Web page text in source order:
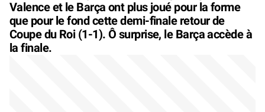
Valence et le Barça ont plus joué pour la forme
que pour le fond cette demi-finale retour de
Coupe du Roi (1-1). Ô surprise, le Barça accède à
la finale.